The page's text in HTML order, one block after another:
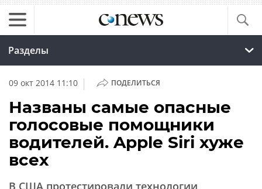
Разделы
09 окт 2014 11:10 | ПОДЕЛИТЬСЯ
Названы самые опасные
голосовые помощники
водителей. Apple Siri хуже
всех
В США протестировали технологии